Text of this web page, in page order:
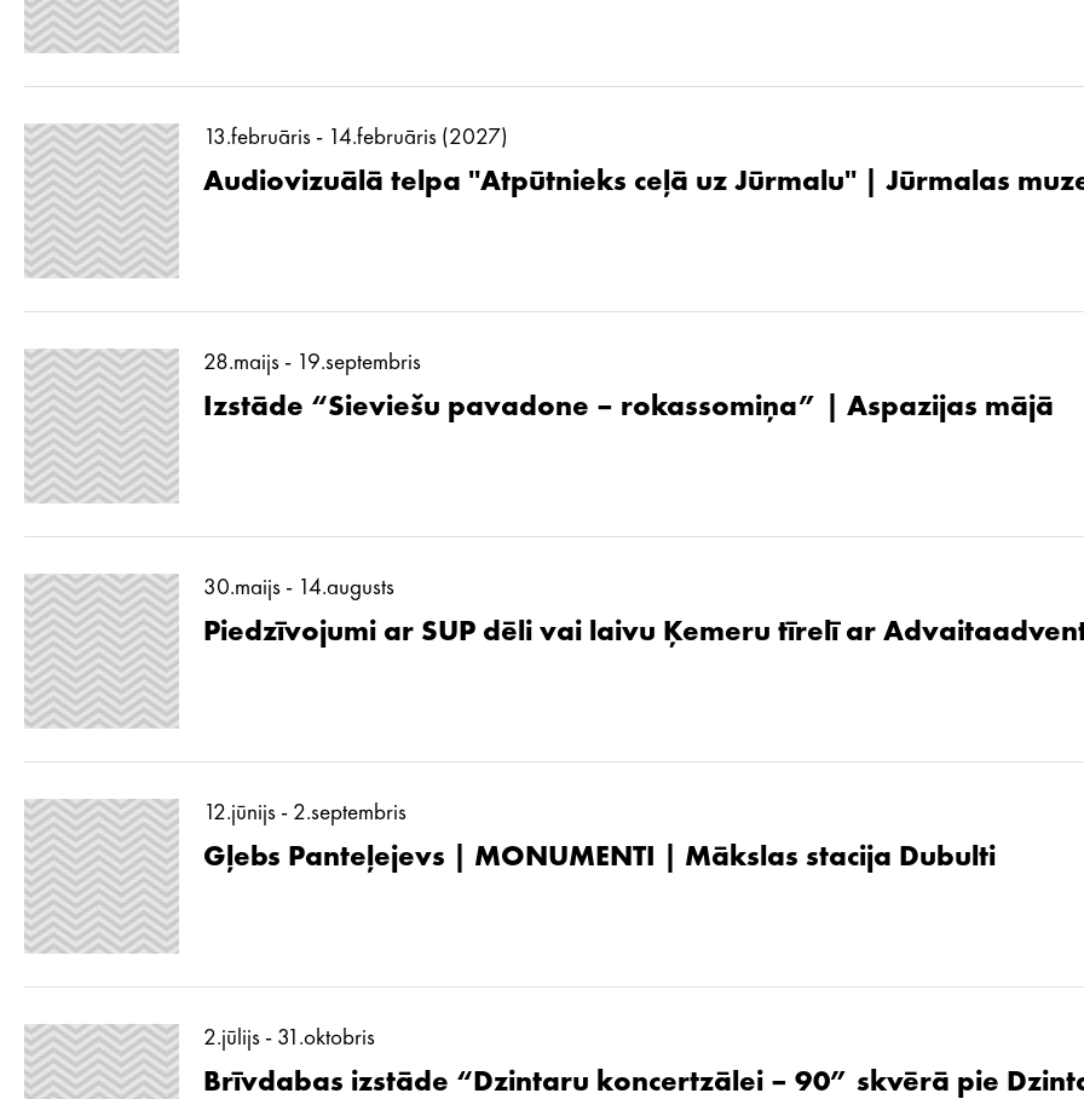
13.februāris - 14.februāris (2027)
Audiovizuālā telpa ''Atpūtnieks ceļā uz Jūrmalu'' | Jūrmalas
28.maijs - 19.septembris
Izstāde “Sieviešu pavadone – rokassomiņa” | Aspazijas mājā
30.maijs - 14.augusts
Piedzīvojumi ar SUP dēli vai laivu Ķemeru tīrelī ar
12.jūnijs - 2.septembris
Gļebs Panteļejevs | MONUMENTI | Mākslas stacija Dubulti
2.jūlijs - 31.oktobris
Brīvdabas izstāde “Dzintaru koncertzālei – 90” skvērā pie